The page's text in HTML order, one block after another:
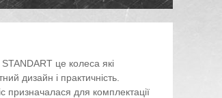
це колеса які
дизайн і практичність.
призначалася для комплектації